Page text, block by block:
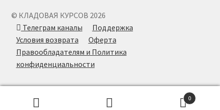
© КЛАДОВАЯ КУРСОВ 2026
Телеграм каналы
Поддержка
Условия возврата
Оферта
Правообладателям и Политика
конфиденциальности
0